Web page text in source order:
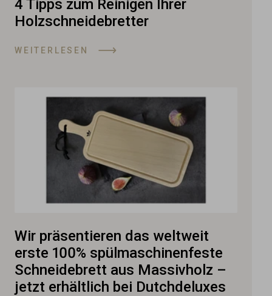
4 Tipps zum Reinigen Ihrer
Holzschneidebretter
WEITERLESEN
Wir präsentieren das weltweit
erste 100% spülmaschinenfeste
Schneidebrett aus Massivholz –
jetzt erhältlich bei Dutchdeluxes